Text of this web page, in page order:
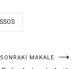
SONRAKI MAKALE